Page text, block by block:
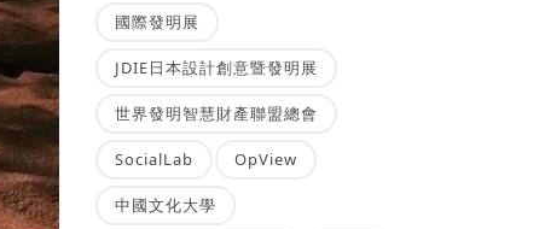
國際發明展
JDIE日本設計創意暨發明展
世界發明智慧財產聯盟總會
SocialLab OpView
中國文化大學